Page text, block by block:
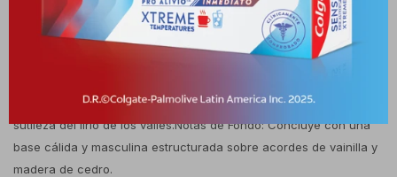
aura de masculinidad. Composición y Notas OlfativasSu pirámide
aromática se desarrolla de forma gradual en la piel:Notas de
Salida: Abre de manera vibrante con petit grain, bergamota,
un cuerpo especiado y floral con enebro, cilantro, rosa y la
sutileza del lirio de los valles.Notas de Fondo: Concluye con una
base cálida y masculina estructurada sobre acordes de vainilla y
madera de cedro.